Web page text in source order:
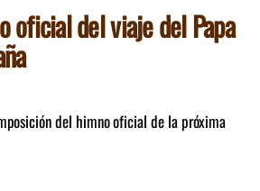
oficial del viaje del Papa
del himno oficial de la próxima